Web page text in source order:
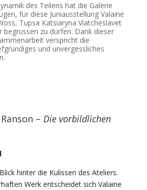
des Teilens hat die Galerie
für diese Juniausstellung Valaine
, Tupsa Katsiaryna Viatcheslavet
begrüssen zu dürfen. Dank dieser
verspricht die
und unvergessliches
– Die vorbildlichen
hinter die Kulissen des Ateliers.
Werk entscheidet sich Valaine